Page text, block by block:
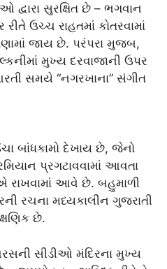
દ્વારા સુરક્ષિત છે – ભગવાન
ઉચ્ચ રાહતમાં કોતરવામાં
જાય છે. પરંપરા મુજબ,
મુખ્ય દરવાજાની ઉપર
સમયે “નગરખાના” સંગીત
બાંધકામો દેખાય છે, જેનો
પ્રગટાવવામાં આવતા
રાખવામાં આવે છે. બહુમાળી
રચના મધ્યકાલીન ગુજરાતી
છે.
સીડીઓ મંદિરના મુખ્ય